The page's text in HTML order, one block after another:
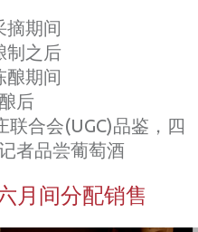
摘期间
制之后
酿期间
后
联合会(UGC)品鉴，四
者品尝葡萄酒
月间分配销售